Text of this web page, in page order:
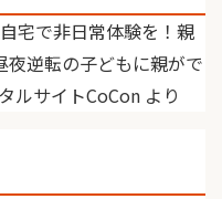
宅で非日常体験を！親
夜逆転の子どもに親がで
ルサイトCoCon より